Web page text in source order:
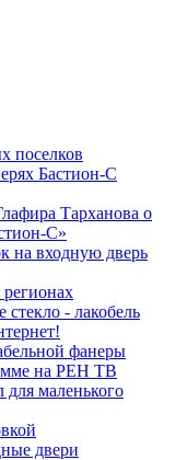
поселков
Бастион-С
Тарханова о
С»
на входную дверь
стекло - лакобель
фанеры
на РЕН ТВ
маленького
двери